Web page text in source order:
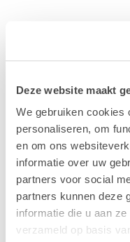
Deze website maakt
We gebruiken cookies
personaliseren, om
en om ons
informatie over uw
partners voor social
partners kunnen deze
informatie die u aan
verzameld op basis
iPhone
Accessoires